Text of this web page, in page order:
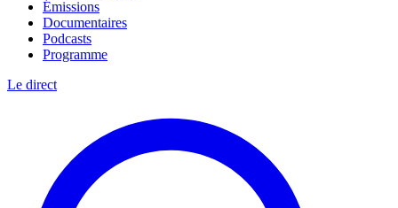
Émissions
Documentaires
Podcasts
Programme
Le direct